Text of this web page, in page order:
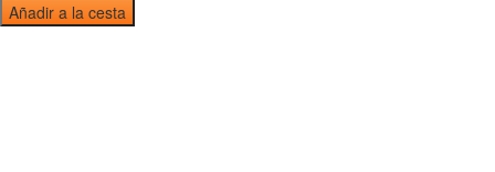
Añadir a la cesta